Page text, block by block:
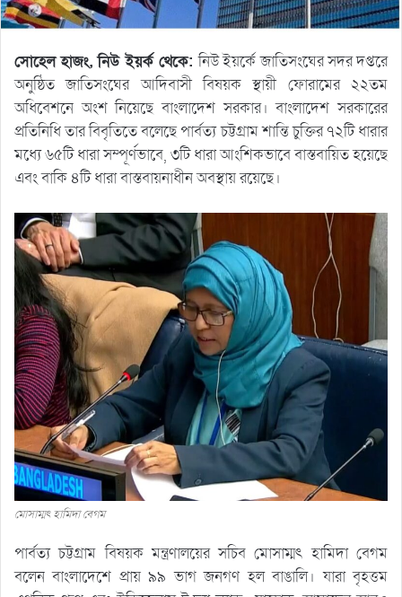
সোহেল হাজং, নিউ ইয়র্ক থেকে:নিউ ইয়র্কে জাতিসংঘের সদর দপ্তরে
অনুষ্ঠিত জাতিসংঘের আদিবাসী বিষয়ক স্থায়ী ফোরামের ২২তম
অধিবেশনে অংশ নিয়েছে বাংলাদেশ সরকার। বাংলাদেশ সরকারের
প্রতিনিধি তার বিবৃতিতে বলেছে পার্বত্য চট্টগ্রাম শান্তি চুক্তির ৭২টি ধারার
মধ্যে ৬৫টি ধারা সম্পূর্ণভাবে, ৩টি ধারা আংশিকভাবে বাস্তবায়িত হয়েছে
এবং বাকি ৪টি ধারা বাস্তবায়নাধীন অবস্থায় রয়েছে।
মোসাম্মৎ হামিদা বেগম
পার্বত্য চট্টগ্রাম বিষয়ক মন্ত্রণালয়ের সচিব মোসাম্মৎ হামিদা বেগম
বলেন বাংলাদেশে প্রায় ৯৯ ভাগ জনগণ হল বাঙালি। যারা বৃহত্তম